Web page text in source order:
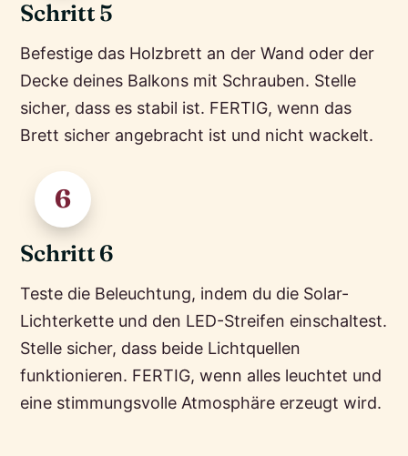
Schritt 5
Befestige das Holzbrett an der Wand oder der
Decke deines Balkons mit Schrauben. Stelle
sicher, dass es stabil ist. FERTIG, wenn das
Brett sicher angebracht ist und nicht wackelt.
6
Schritt 6
Teste die Beleuchtung, indem du die Solar-
Lichterkette und den LED-Streifen einschaltest.
Stelle sicher, dass beide Lichtquellen
funktionieren. FERTIG, wenn alles leuchtet und
eine stimmungsvolle Atmosphäre erzeugt wird.